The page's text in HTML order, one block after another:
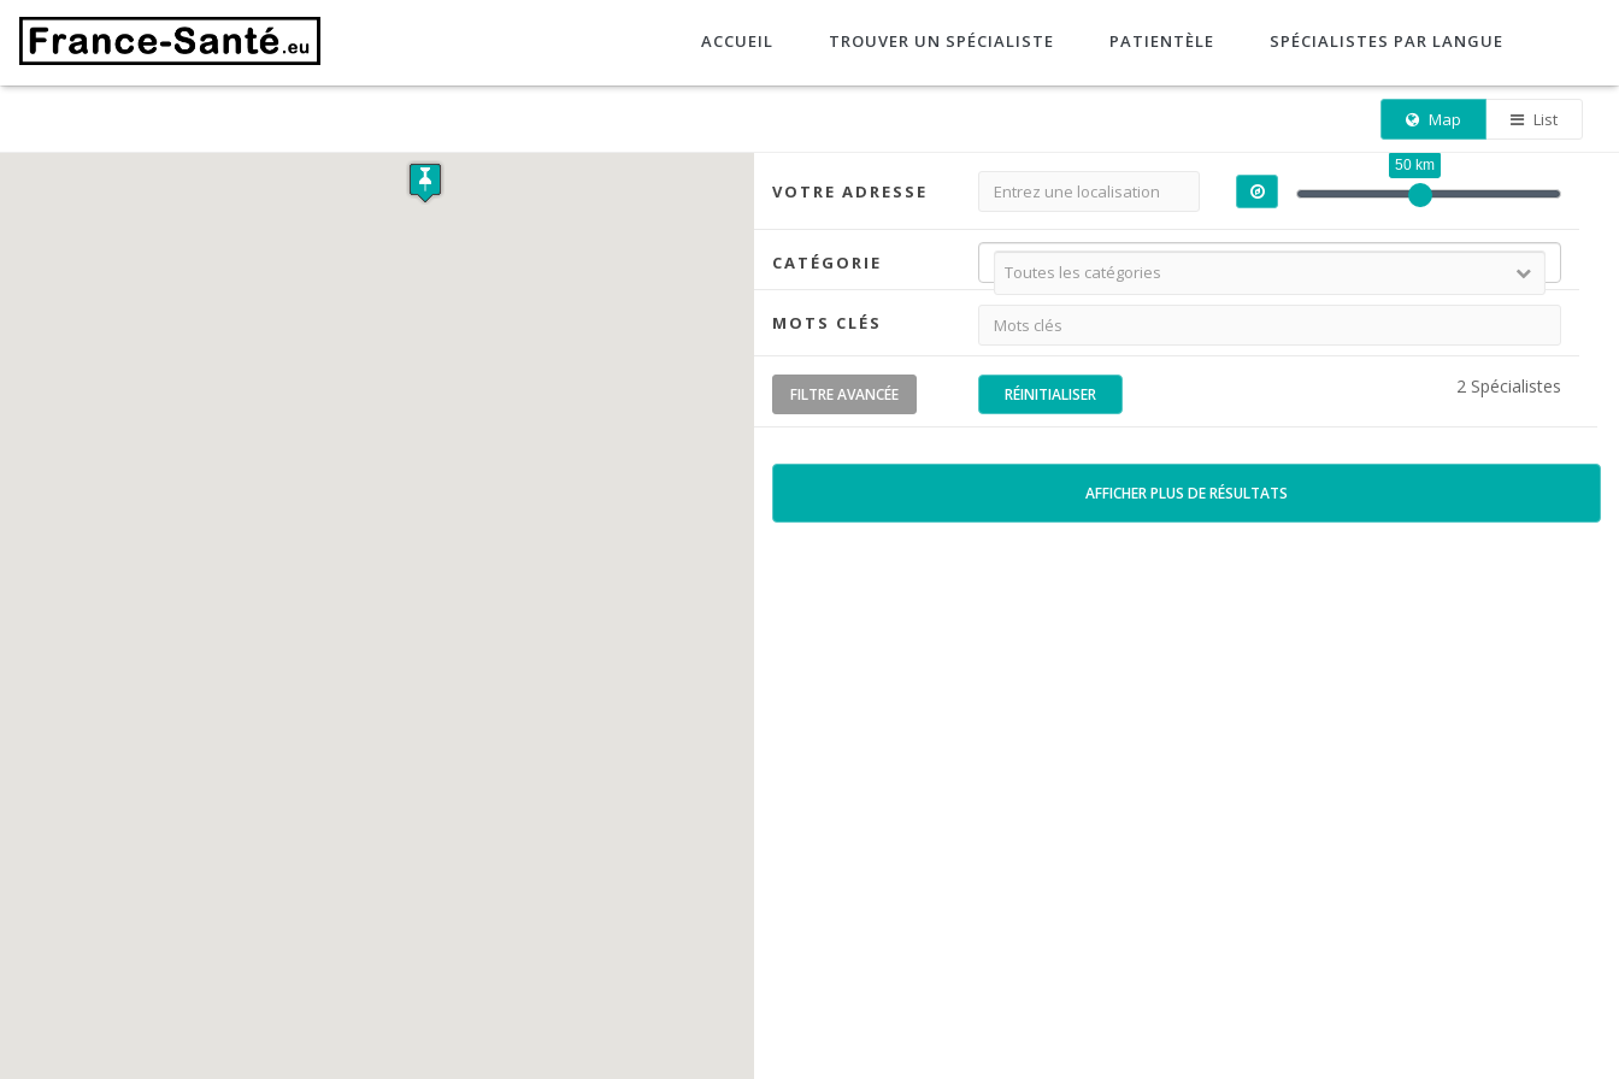
ACCUEIL TROUVER UN SPÉCIALISTE PATIENTÈLE SPÉCIALISTES PAR LANGUE
Map List
VOTRE ADRESSE
50 km
CATÉGORIE
MOTS CLÉS
FILTREAVANCÉE RÉINITIALISER 2 Spécialistes
AFFICHER PLUS DE RÉSULTATS